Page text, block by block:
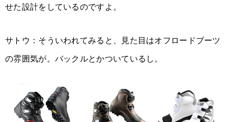
せた設計をしているのですよ。
サトウ：そういわれてみると、見た目はオフロードブーツ
の雰囲気が。バックルとかついているし。